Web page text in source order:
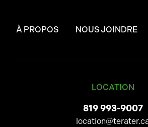
À PROPOS NOUS JOINDRE
LOCATION
819 993-9007